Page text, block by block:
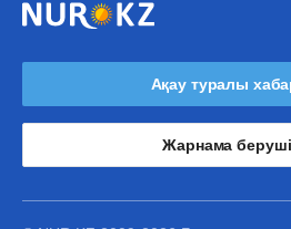
Ақау туралы
Жарнама